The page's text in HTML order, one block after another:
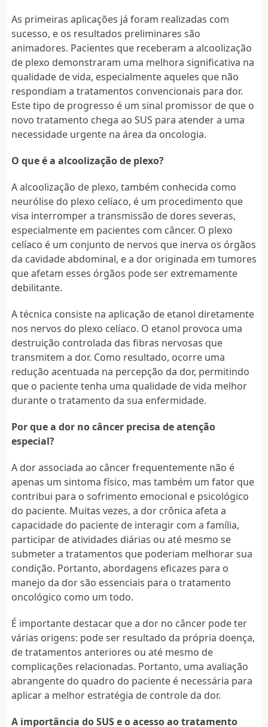
As primeiras aplicações já foram realizadas com
sucesso, e os resultados preliminares são
animadores. Pacientes que receberam a alcoolização
de plexo demonstraram uma melhora significativa na
qualidade de vida, especialmente aqueles que não
respondiam a tratamentos convencionais para dor.
Este tipo de progresso é um sinal promissor de que o
novo tratamento chega ao SUS para atender a uma
necessidade urgente na área da oncologia.
O que é a alcoolização de plexo?
A alcoolização de plexo, também conhecida como
neurólise do plexo celíaco, é um procedimento que
visa interromper a transmissão de dores severas,
especialmente em pacientes com câncer. O plexo
celíaco é um conjunto de nervos que inerva os órgãos
da cavidade abdominal, e a dor originada em tumores
que afetam esses órgãos pode ser extremamente
debilitante.
A técnica consiste na aplicação de etanol diretamente
nos nervos do plexo celíaco. O etanol provoca uma
destruição controlada das fibras nervosas que
transmitem a dor. Como resultado, ocorre uma
redução acentuada na percepção da dor, permitindo
que o paciente tenha uma qualidade de vida melhor
durante o tratamento da sua enfermidade.
Por que a dor no câncer precisa de atenção
especial?
A dor associada ao câncer frequentemente não é
apenas um sintoma físico, mas também um fator que
contribui para o sofrimento emocional e psicológico
do paciente. Muitas vezes, a dor crônica afeta a
capacidade do paciente de interagir com a família,
participar de atividades diárias ou até mesmo se
submeter a tratamentos que poderiam melhorar sua
condição. Portanto, abordagens eficazes para o
manejo da dor são essenciais para o tratamento
oncológico como um todo.
É importante destacar que a dor no câncer pode ter
várias origens: pode ser resultado da própria doença,
de tratamentos anteriores ou até mesmo de
complicações relacionadas. Portanto, uma avaliação
abrangente do quadro do paciente é necessária para
aplicar a melhor estratégia de controle da dor.
A importância do SUS e o acesso ao tratamento